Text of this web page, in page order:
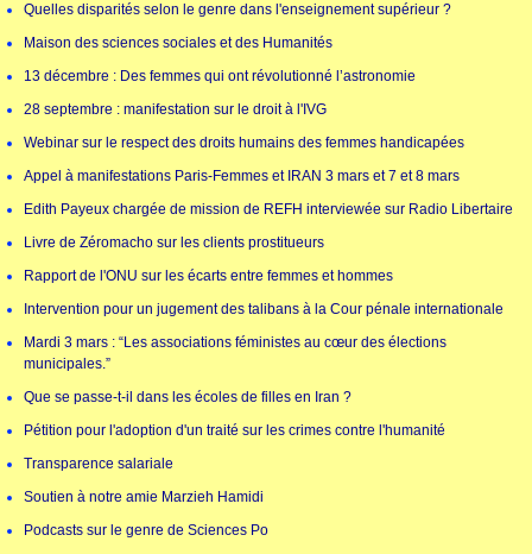
Quelles disparités selon le genre dans l'enseignement supérieur ?
Maison des sciences sociales et des Humanités
13 décembre : Des femmes qui ont révolutionné l’astronomie
28 septembre : manifestation sur le droit à l'IVG
Webinar sur le respect des droits humains des femmes handicapées
Appel à manifestations Paris-Femmes et IRAN 3 mars et 7 et 8 mars
Edith Payeux chargée de mission de REFH interviewée sur Radio Libertaire
Livre de Zéromacho sur les clients prostitueurs
Rapport de l'ONU sur les écarts entre femmes et hommes
Intervention pour un jugement des talibans à la Cour pénale internationale
Mardi 3 mars : “Les associations féministes au cœur des élections
municipales.”
Que se passe-t-il dans les écoles de filles en Iran ?
Pétition pour l'adoption d'un traité sur les crimes contre l'humanité
Transparence salariale
Soutien à notre amie Marzieh Hamidi
Podcasts sur le genre de Sciences Po